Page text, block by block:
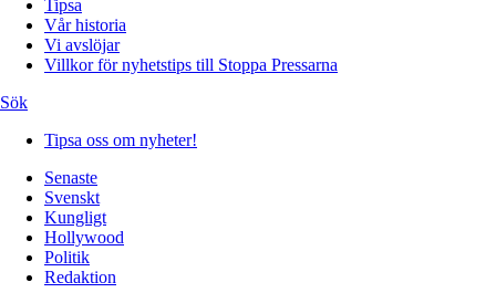
Tipsa
Vår historia
Vi avslöjar
Villkor för nyhetstips till Stoppa Pressarna
Sök
Tipsa oss om nyheter!
Senaste
Svenskt
Kungligt
Hollywood
Politik
Redaktion